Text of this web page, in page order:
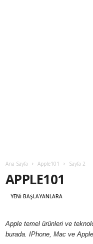
Ana Sayfa Apple101 Sayfa 2
APPLE101
YENI BAŞLAYANLARA
Apple temel ürünleri ve
burada. IPhone, Mac ve